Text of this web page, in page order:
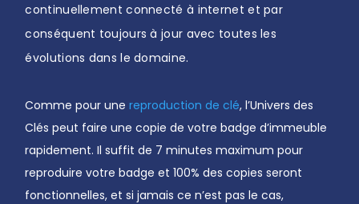
continuellement connecté à internet et par
conséquent toujours à jour avec toutes les
évolutions dans le domaine.
Comme pour unereproduction de clé, l’Univers des
Clés peut faire une copie de votre badge d’immeuble
rapidement. Il suffit de 7 minutes maximum pour
reproduire votre badge et 100% des copies seront
fonctionnelles, et si jamais ce n’est pas le cas,